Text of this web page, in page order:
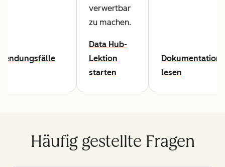
verwertbar
zu machen.
Data Hub-
Lektion
starten
Dokumentation
lesen
Häufig gestellte Fragen